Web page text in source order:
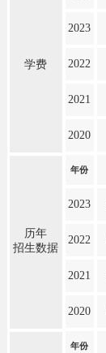
学费
2023
2022
2021
2020
历年
招生数据
年份
2023
2022
2021
2020
年份